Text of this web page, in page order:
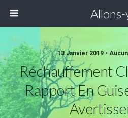
Allons-
13 Janvier 2019 •
Réchauffement
Rapport En